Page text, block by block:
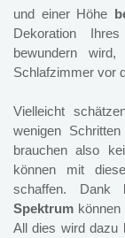
und einer Höhe
Dekoration
bewundern
Schlafzimmer vor
Vielleicht
wenigen
brauchen also
können mit
schaffen. Dank
Spektrum können
All dies wird dazu